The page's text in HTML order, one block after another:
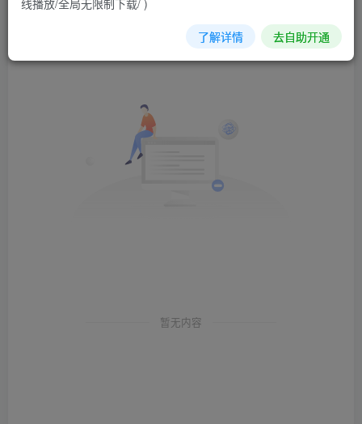
暂无内容
了解详情 去自助开通